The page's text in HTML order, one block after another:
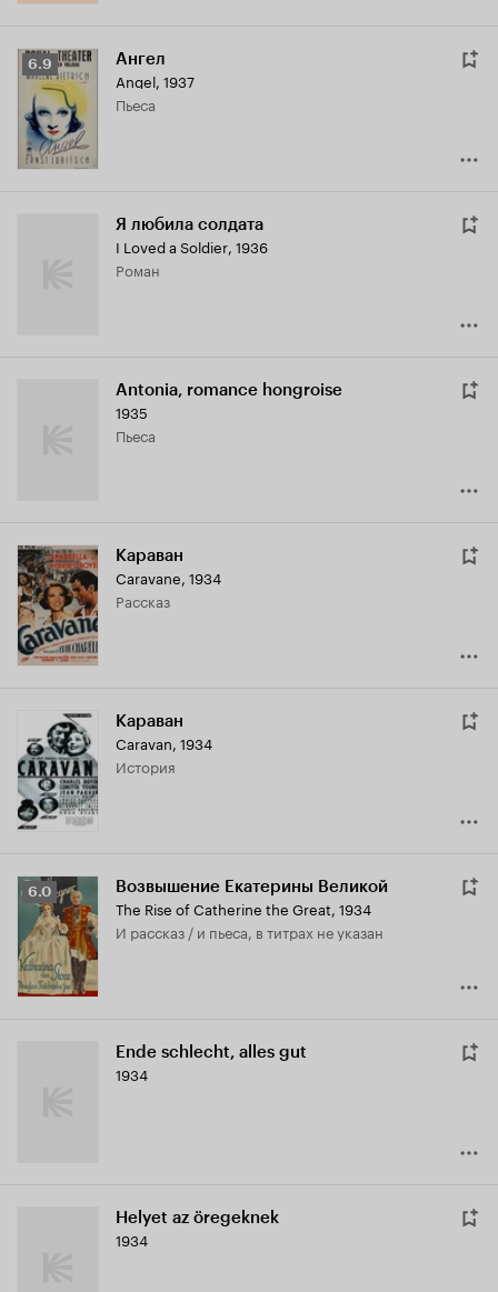
Рейтинг
Кинопоиска
6.9
6.9 Ангел
Angel, 1937
пьеса
Я любила солдата
I Loved a Soldier, 1936
роман
Antonia, romance hongroise
1935
пьеса
Караван
Caravane, 1934
рассказ
Караван
Caravan, 1934
история
Рейтинг
Кинопоиска
6.0
6.0 Возвышение Екатерины Великой
The Rise of Catherine the Great, 1934
и рассказ / и пьеса, в титрах не указан
Ende schlecht, alles gut
1934
Helyet az öregeknek
1934